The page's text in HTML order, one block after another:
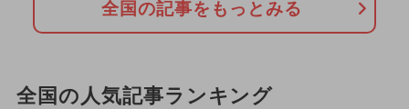
全国の記事をもっとみる
全国の人気記事ランキング